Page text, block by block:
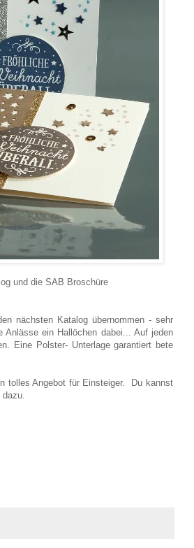
und die SAB Broschüre
nächsten Katalog übernommen - sehr
ein Hallöchen dabei... Auf jeden
Eine Polster- Unterlage garantiert bete
tolles Angebot für Einsteiger. Du kannst